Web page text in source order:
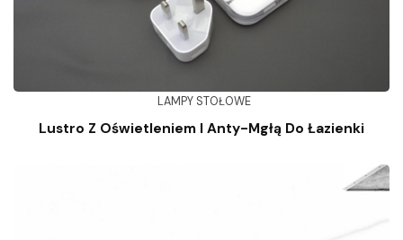
LAMPY STOŁOWE
Lustro Z Oświetleniem I Anty-Mgłą Do Łazienki